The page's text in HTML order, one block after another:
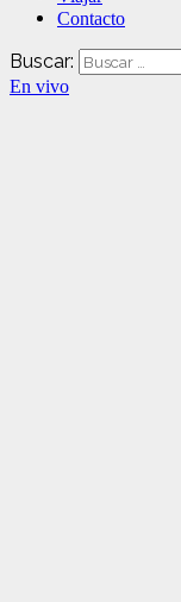
Contacto
Buscar:
En vivo